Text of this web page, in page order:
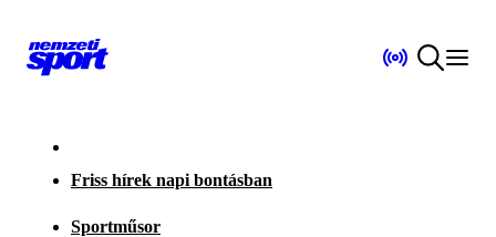
Friss hírek napi bontásban
Sportműsor